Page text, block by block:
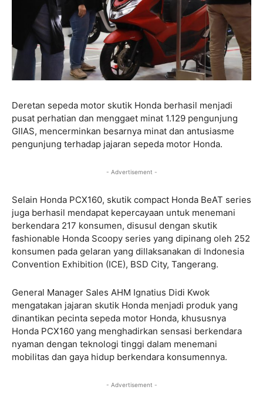
Deretan sepeda motor skutik Honda berhasil menjadi
pusat perhatian dan menggaet minat 1.129 pengunjung
GIIAS, mencerminkan besarnya minat dan antusiasme
pengunjung terhadap jajaran sepeda motor Honda.
- Advertisement -
Selain Honda PCX160, skutik compact Honda BeAT series
juga berhasil mendapat kepercayaan untuk menemani
berkendara 217 konsumen, disusul dengan skutik
fashionable Honda Scoopy series yang dipinang oleh 252
konsumen pada gelaran yang dillaksanakan di Indonesia
Convention Exhibition (ICE), BSD City, Tangerang.
General Manager Sales AHM Ignatius Didi Kwok
mengatakan jajaran skutik Honda menjadi produk yang
dinantikan pecinta sepeda motor Honda, khususnya
Honda PCX160 yang menghadirkan sensasi berkendara
nyaman dengan teknologi tinggi dalam menemani
mobilitas dan gaya hidup berkendara konsumennya.
- Advertisement -